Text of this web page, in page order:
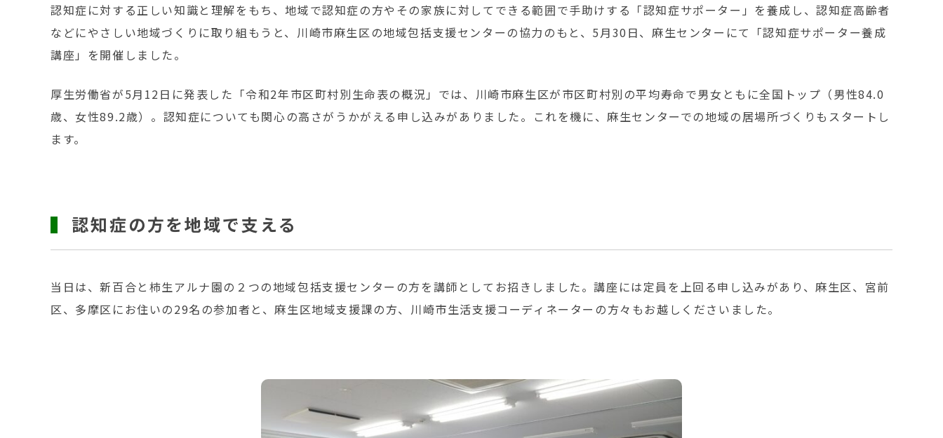
認知症に対する正しい知識と理解をもち、地域で認知症の方やその家族に対してできる範囲で手助けする「認知症サポーター」を養成し、認知症高齢者
などにやさしい地域づくりに取り組もうと、川崎市麻生区の地域包括支援センターの協力のもと、5月30日、麻生センターにて「認知症サポーター養成
講座」を開催しました。
厚生労働省が5月12日に発表した「令和2年市区町村別生命表の概況」では、川崎市麻生区が市区町村別の平均寿命で男女ともに全国トップ（男性84.0
歳、女性89.2歳）。認知症についても関心の高さがうかがえる申し込みがありました。これを機に、麻生センターでの地域の居場所づくりもスタートし
ます。
認知症の方を地域で支える
当日は、新百合と柿生アルナ園の２つの地域包括支援センターの方を講師としてお招きしました。講座には定員を上回る申し込みがあり、麻生区、宮前
区、多摩区にお住いの29名の参加者と、麻生区地域支援課の方、川崎市生活支援コーディネーターの方々もお越しくださいました。